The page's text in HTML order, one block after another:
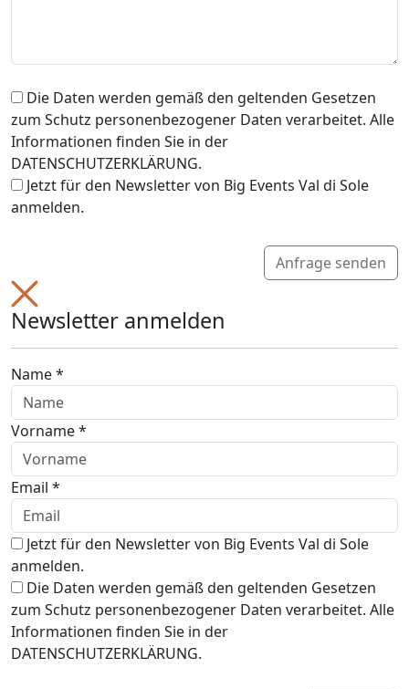
Die Daten werden gemäß den geltenden Gesetzen
zum Schutz personenbezogener Daten verarbeitet. Alle
Informationen finden Sie in der
DATENSCHUTZERKLÄRUNG.
Jetzt für den Newsletter von Big Events Val di Sole
anmelden.
Anfrage senden
Newsletter anmelden
Name *
Vorname *
Email *
Jetzt für den Newsletter von Big Events Val di Sole
anmelden.
Die Daten werden gemäß den geltenden Gesetzen
zum Schutz personenbezogener Daten verarbeitet. Alle
Informationen finden Sie in der
DATENSCHUTZERKLÄRUNG.